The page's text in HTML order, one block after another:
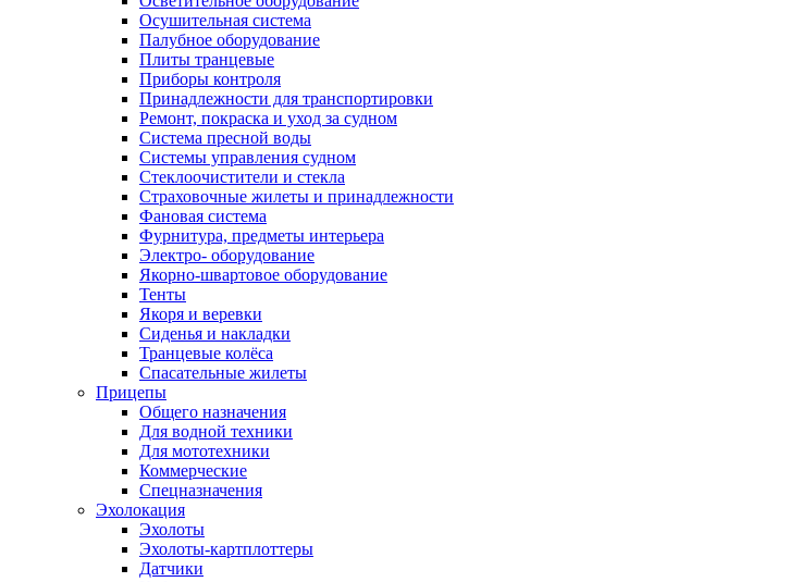
Осушительная система
Палубное оборудование
Плиты транцевые
Приборы контроля
Принадлежности для транспортировки
Ремонт, покраска и уход за судном
Система пресной воды
Системы управления судном
Стеклоочистители и стекла
Страховочные жилеты и принадлежности
Фановая система
Фурнитура, предметы интерьера
Электро- оборудование
Якорно-швартовое оборудование
Тенты
Якоря и веревки
Сиденья и накладки
Транцевые колёса
Спасательные жилеты
Прицепы
Общего назначения
Для водной техники
Для мототехники
Коммерческие
Спецназначения
Эхолокация
Эхолоты
Эхолоты-картплоттеры
Датчики